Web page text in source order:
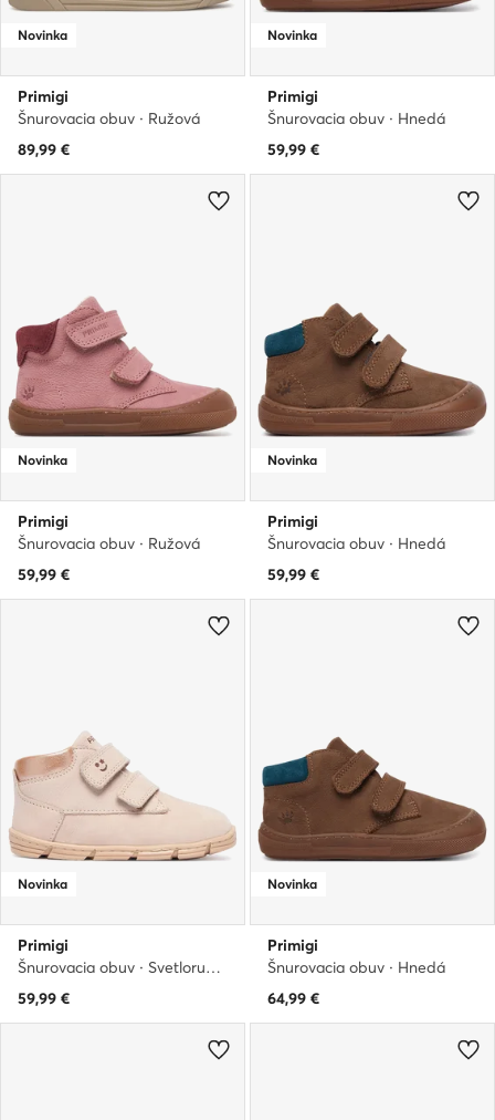
Novinka
Primigi
Šnurovacia obuv · Ružová
89,99 €
Novinka
Primigi
Šnurovacia obuv · Hnedá
59,99 €
Novinka
Primigi
Šnurovacia obuv · Ružová
59,99 €
Novinka
Primigi
Šnurovacia obuv · Hnedá
59,99 €
Novinka
Primigi
Šnurovacia obuv · Svetloružová
59,99 €
Novinka
Primigi
Šnurovacia obuv · Hnedá
64,99 €